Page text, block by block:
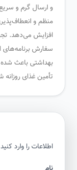
و ارسال گرم و سریع به
منظم و انعطاف‌پذیری در
افزایش می‌دهد. تجربه
سفارش برنامه‌های
بهداشتی باعث شده این
تأمین غذای روزانه شرکت‌ها
اطلاعات را وارد کنید تا